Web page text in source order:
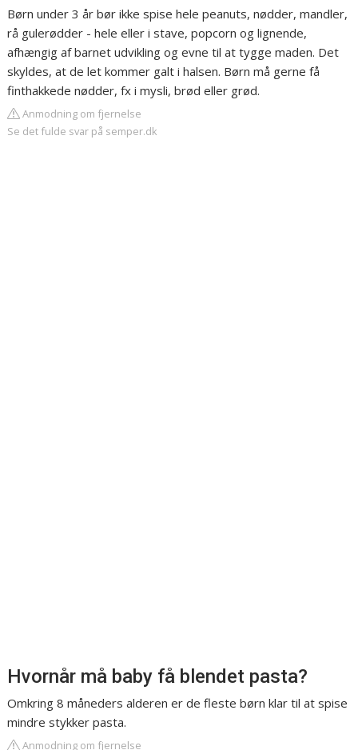
Børn under 3 år bør ikke spise hele peanuts, nødder, mandler,
rå gulerødder - hele eller i stave, popcorn og lignende,
afhængig af barnet udvikling og evne til at tygge maden. Det
skyldes, at de let kommer galt i halsen. Børn må gerne få
finthakkede nødder, fx i mysli, brød eller grød.
Anmodning om fjernelse
Se det fulde svar på semper.dk
Hvornår må baby få blendet pasta?
Omkring 8 måneders alderen er de fleste børn klar til at spise
mindre stykker pasta.
Anmodning om fjernelse